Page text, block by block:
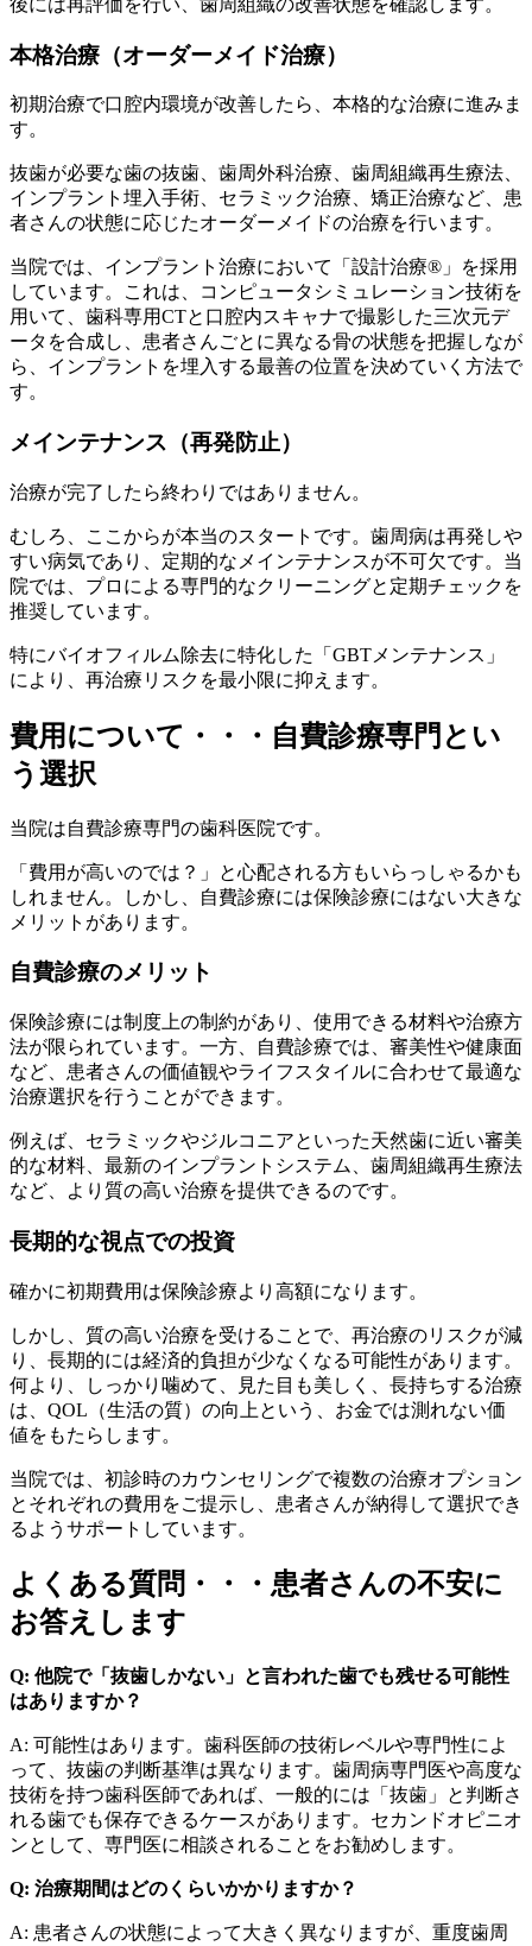
後には再評価を行い、歯周組織の改善状態を確認します。
本格治療（オーダーメイド治療）
初期治療で口腔内環境が改善したら、本格的な治療に進みま
す。
抜歯が必要な歯の抜歯、歯周外科治療、歯周組織再生療法、
インプラント埋入手術、セラミック治療、矯正治療など、患
者さんの状態に応じたオーダーメイドの治療を行います。
当院では、インプラント治療において「設計治療®」を採用
しています。これは、コンピュータシミュレーション技術を
用いて、歯科専用CTと口腔内スキャナで撮影した三次元デ
ータを合成し、患者さんごとに異なる骨の状態を把握しなが
ら、インプラントを埋入する最善の位置を決めていく方法で
す。
メインテナンス（再発防止）
治療が完了したら終わりではありません。
むしろ、ここからが本当のスタートです。歯周病は再発しや
すい病気であり、定期的なメインテナンスが不可欠です。当
院では、プロによる専門的なクリーニングと定期チェックを
推奨しています。
特にバイオフィルム除去に特化した「GBTメンテナンス」
により、再治療リスクを最小限に抑えます。
費用について・・・自費診療専門とい
う選択
当院は自費診療専門の歯科医院です。
「費用が高いのでは？」と心配される方もいらっしゃるかも
しれません。しかし、自費診療には保険診療にはない大きな
メリットがあります。
自費診療のメリット
保険診療には制度上の制約があり、使用できる材料や治療方
法が限られています。一方、自費診療では、審美性や健康面
など、患者さんの価値観やライフスタイルに合わせて最適な
治療選択を行うことができます。
例えば、セラミックやジルコニアといった天然歯に近い審美
的な材料、最新のインプラントシステム、歯周組織再生療法
など、より質の高い治療を提供できるのです。
長期的な視点での投資
確かに初期費用は保険診療より高額になります。
しかし、質の高い治療を受けることで、再治療のリスクが減
り、長期的には経済的負担が少なくなる可能性があります。
何より、しっかり噛めて、見た目も美しく、長持ちする治療
は、QOL（生活の質）の向上という、お金では測れない価
値をもたらします。
当院では、初診時のカウンセリングで複数の治療オプション
とそれぞれの費用をご提示し、患者さんが納得して選択でき
るようサポートしています。
よくある質問・・・患者さんの不安に
お答えします
Q: 他院で「抜歯しかない」と言われた歯でも残せる可能性
はありますか？
A: 可能性はあります。歯科医師の技術レベルや専門性によ
って、抜歯の判断基準は異なります。歯周病専門医や高度な
技術を持つ歯科医師であれば、一般的には「抜歯」と判断さ
れる歯でも保存できるケースがあります。セカンドオピニオ
ンとして、専門医に相談されることをお勧めします。
Q: 治療期間はどのくらいかかりますか？
A: 患者さんの状態によって大きく異なりますが、重度歯周